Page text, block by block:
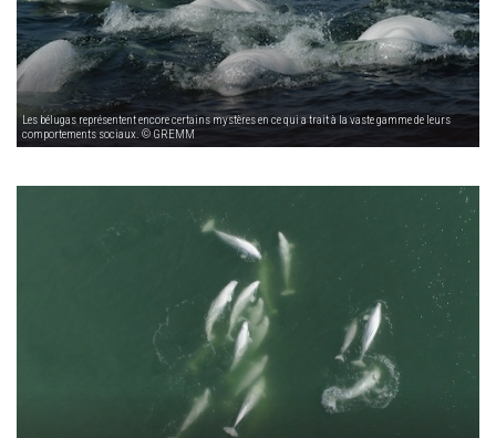
Les bélugas représentent encore certains mystères en ce qui a trait à la vaste gamme de leurs
comportements sociaux. © GREMM